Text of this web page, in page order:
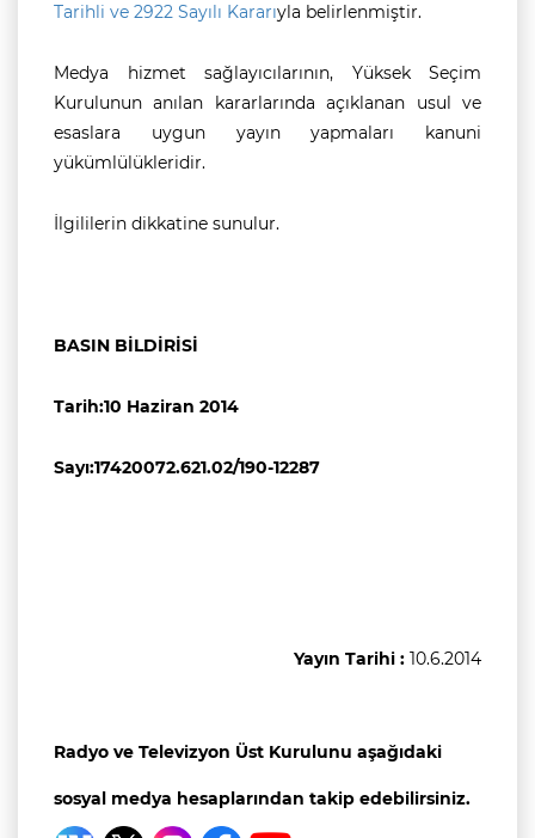
Tarihli ve 2922 Sayılı Kararıyla belirlenmiştir.
Medya hizmet sağlayıcılarının, Yüksek Seçim
Kurulunun anılan kararlarında açıklanan usul ve
esaslara uygun yayın yapmaları kanuni
yükümlülükleridir.
İlgililerin dikkatine sunulur.
BASIN BİLDİRİSİ
Tarih:10 Haziran 2014
Sayı:17420072.621.02/190-12287
Yayın Tarihi : 10.6.2014
Radyo ve Televizyon Üst Kurulunu aşağıdaki
sosyal medya hesaplarından takip edebilirsiniz.